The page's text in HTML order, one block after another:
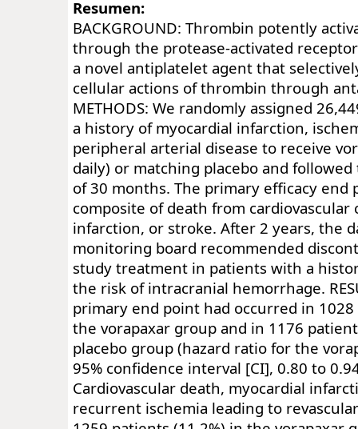
Resumen:
BACKGROUND: Thrombin potently
through the protease-activated receptor
a novel antiplatelet agent that
cellular actions of thrombin through
METHODS: We randomly assigned
a history of myocardial infarction,
peripheral arterial disease to receive
daily) or matching placebo and
of 30 months. The primary efficacy end
composite of death from cardiovascular
infarction, or stroke. After 2 years, the
monitoring board recommended
study treatment in patients with a
the risk of intracranial hemorrhage.
primary end point had occurred in 1028
the vorapaxar group and in 1176
placebo group (hazard ratio for the
95% confidence interval [CI], 0.80 to
Cardiovascular death, myocardial
recurrent ischemia leading to